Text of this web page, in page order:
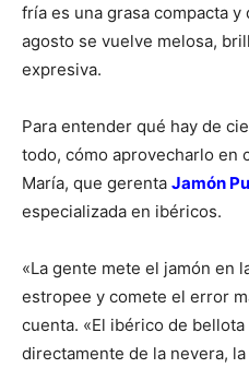
fría es una grasa compacta
agosto se vuelve melosa,
expresiva.
Para entender qué hay de
todo, cómo aprovecharlo en
María, que gerenta Jamón
especializada en ibéricos.
«La gente mete el jamón en
estropee y comete el error
cuenta. «El ibérico de
directamente de la nevera,